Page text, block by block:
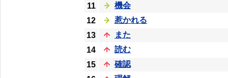
11
機会
12
惹かれる
13
また
14
読む
15
確認